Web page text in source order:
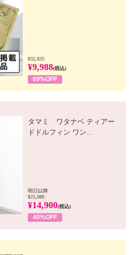
¥32,835
¥9,988(税込)
69%OFF
タマミ ワタナベ ティアー
ドドルフィン ワン...
明日以降
¥25,080
¥14,900(税込)
40%OFF